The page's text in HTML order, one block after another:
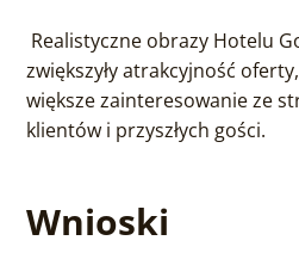
Realistyczne obrazy Hotelu
zwiększyły atrakcyjność
większe zainteresowanie ze
klientów i przyszłych gości.
Wnioski